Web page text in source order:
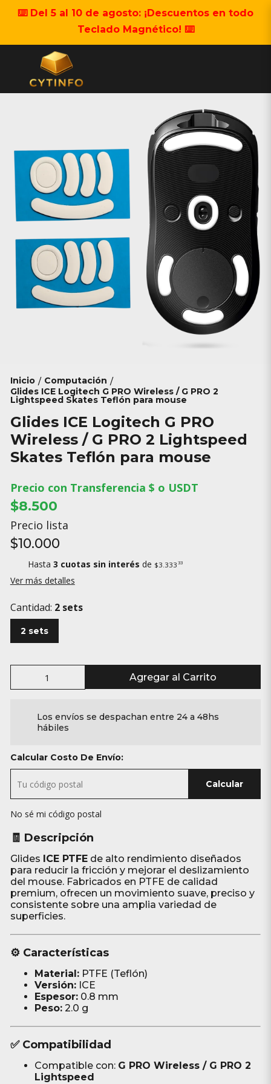
⌨️ Del 5 al 10 de agosto: ¡Descuentos en todo
Teclado Magnético! ⌨️
Inicio / Computación /
Glides ICE Logitech G PRO Wireless / G PRO 2
Lightspeed Skates Teflón para mouse
Glides ICE Logitech G PRO
Wireless / G PRO 2 Lightspeed
Skates Teflón para mouse
Precio con Transferencia $ o USDT
$8.500
Precio lista
$10.000
Hasta 3 cuotas sin interés de $3.333 33
Ver más detalles
Cantidad: 2 sets
2 sets
Agregar al Carrito
Los envíos se despachan entre 24 a 48hs
hábiles
Calcular Costo De Envío:
Calcular
No sé mi código postal
🧾 Descripción
Glides ICE PTFEde alto rendimiento diseñados
para reducir la fricción y mejorar el deslizamiento
del mouse. Fabricados en PTFE de calidad
premium, ofrecen un movimiento suave, preciso y
consistente sobre una amplia variedad de
superficies.
⚙️ Características
Material:PTFE (Teflón)
Versión:ICE
Espesor:0.8 mm
Peso:2.0 g
✅ Compatibilidad
Compatible con: G PRO Wireless / G PRO 2
Lightspeed